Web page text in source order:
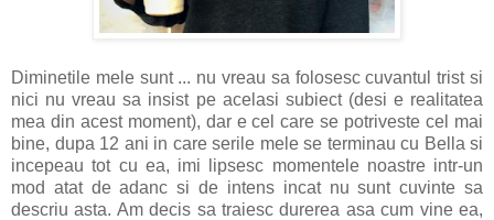
Diminetile mele sunt ... nu vreau sa folosesc cuvantul trist si
nici nu vreau sa insist pe acelasi subiect (desi e realitatea
mea din acest moment), dar e cel care se potriveste cel mai
bine, dupa 12 ani in care serile mele se terminau cu Bella si
incepeau tot cu ea, imi lipsesc momentele noastre intr-un
mod atat de adanc si de intens incat nu sunt cuvinte sa
descriu asta. Am decis sa traiesc durerea asa cum vine ea,